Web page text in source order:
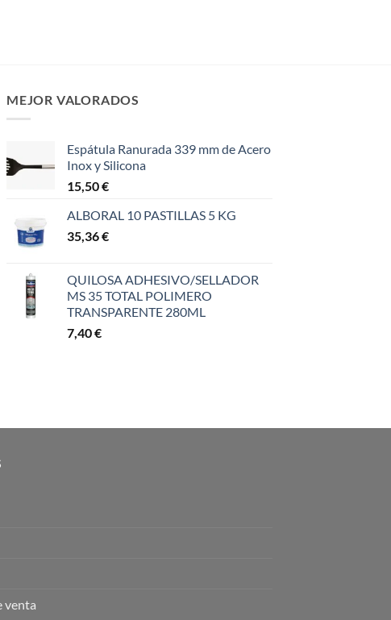
MEJOR VALORADOS
Espátula Ranurada 339 mm de Acero
Inox y Silicona
15,50€
ALBORAL 10 PASTILLAS 5 KG
35,36€
QUILOSA ADHESIVO/SELLADOR
MS 35 TOTAL POLIMERO
TRANSPARENTE 280ML
7,40€
venta